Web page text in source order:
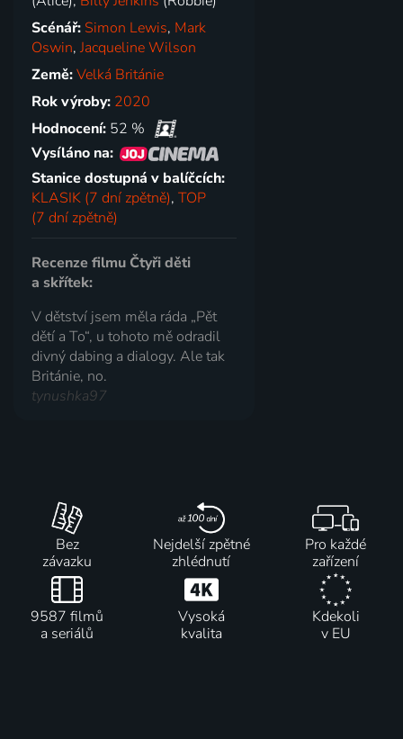
Scénář: Simon Lewis, Mark
Oswin,Jacqueline Wilson
Země:Velká Británie
Rok výroby: 2020
Hodnocení: 52 %
Vysíláno na:
Stanice dostupná v balíčcích:
KLASIK (7 dní zpětně),TOP
(7 dní zpětně)
Recenze filmu Čtyři děti
a skřítek:
V dětství jsem měla ráda „Pět
dětí a To“, u tohoto mě odradil
divný dabing a dialogy. Ale tak
Británie, no.
tynushka97
Bez
závazku
Nejdelší zpětné
zhlédnutí
Pro každé
zařízení
9587 filmů
a seriálů
Vysoká
kvalita
Kdekoli
v EU